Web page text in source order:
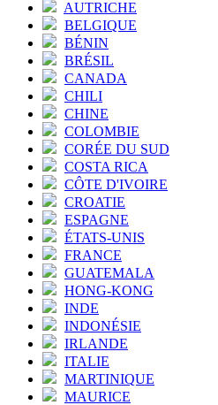
AUTRICHE
BELGIQUE
BÉNIN
BRÉSIL
CANADA
CHILI
CHINE
COLOMBIE
CORÉE DU SUD
COSTA RICA
CÔTE D'IVOIRE
CROATIE
ESPAGNE
ÉTATS-UNIS
FRANCE
GUATEMALA
HONG-KONG
INDE
INDONÉSIE
IRLANDE
ITALIE
MARTINIQUE
MAURICE